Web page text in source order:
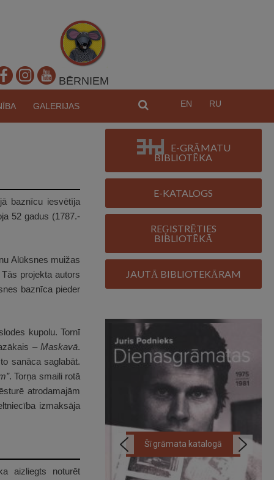
BĒRNIEM
EN RU
GALERIJAS
baznīcu iesvētīja
52 gadus (1787.-
Alūksnes muižas
projekta autors
baznīca pieder
kupolu. Tornī
–Maskavā.
sanāca saglabāt.
. Torņa smaili rotā
atrodamajām
izmaksāja
aizliegts noturēt
E-GRĀMATU
BIBLIOTĒKA
E-KATALOGS
REĢISTRĒTIES
BIBLIOTĒKĀ
JAUTĀ BIBLIOTEKĀRAM
Šī grāmata katalogā